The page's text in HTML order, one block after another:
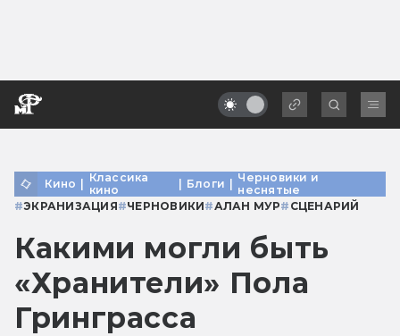
Кино | Классика
кино
| Блоги | Черновики и
неснятые
#ЭКРАНИЗАЦИЯ#ЧЕРНОВИКИ#АЛАН МУР# СЦЕНАРИЙ
Какими могли быть
«Хранители» Пола
Гринграсса